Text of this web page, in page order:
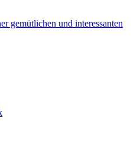
gemütlichen und interessanten